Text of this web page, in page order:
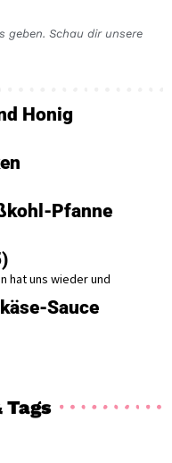
geben. Schau dir unsere
Honig
Pfanne
hat uns wieder und
Sauce
Tags